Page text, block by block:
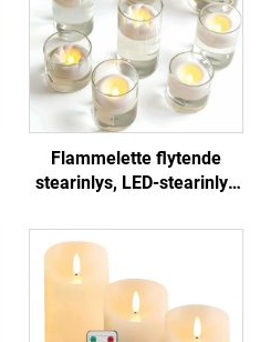
Flammelette flytende
stearinlys, LED-stearinlys
bryllupssenterstykker og
hjemmedekorasjon